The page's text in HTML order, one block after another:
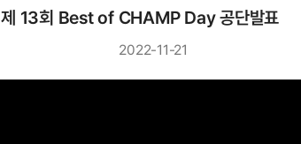
제 13회 Best of CHAMP Day 공단발표
2022-11-21